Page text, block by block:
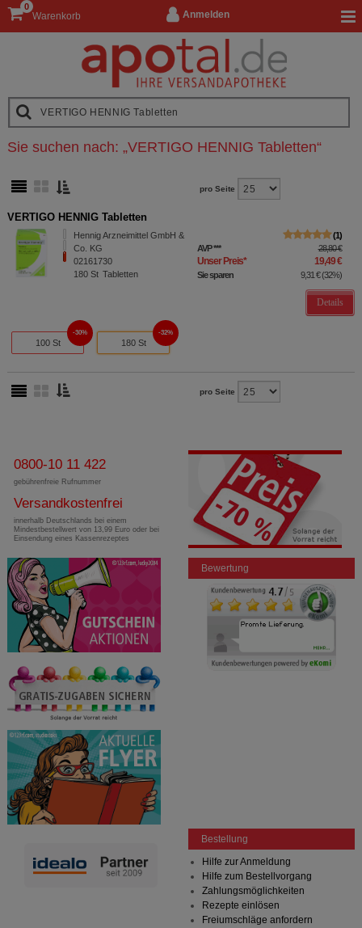
Anmelden
Warenkorb
0
Sie suchen nach: „VERTIGO HENNIG Tabletten“
pro Seite
VERTIGO HENNIG Tabletten
Hennig Arzneimittel GmbH &
Co. KG
02161730
180 St Tabletten
1
AVP*** 28,80 €
Unser Preis* 19,49 €
Sie sparen 9,31 €(32%)
Details
100 St
30%
180 St
32%
pro Seite
0800-10 11 422
gebührenfreie Rufnummer
Versandkostenfrei
innerhalb Deutschlands bei einem
Mindestbestellwert von 13,99 Euro oder bei
Einsendung eines Kassenrezeptes
Bewertung
Bestellung
Hilfe zur Anmeldung
Hilfe zum Bestellvorgang
Zahlungsmöglichkeiten
Rezepte einlösen
Freiumschläge anfordern